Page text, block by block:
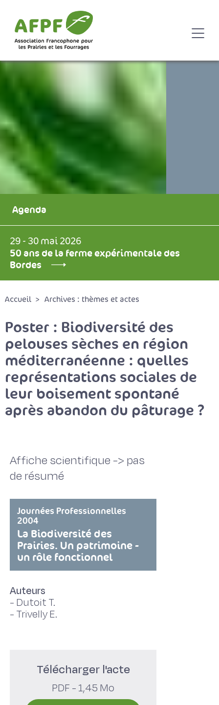
Agenda
29 - 30 mai 2026
50 ans de la ferme expérimentale des
Bordes
Accueil Archives : thèmes et actes
Poster : Biodiversité des
pelouses sèches en région
méditerranéenne : quelles
représentations sociales de
leur boisement spontané
après abandon du pâturage ?
Affiche scientifique -> pas
de résumé
Journées Professionnelles
2004
La Biodiversité des
Prairies. Un patrimoine -
un rôle fonctionnel
Auteurs
- Dutoit T.
- Trivelly E.
Télécharger l'acte
PDF - 1,45 Mo